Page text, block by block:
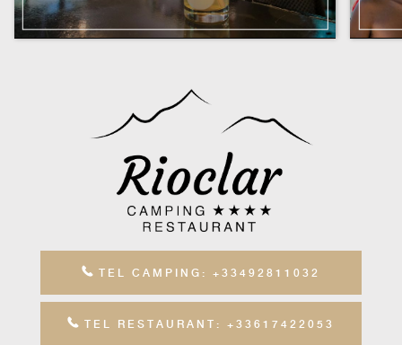
TEL CAMPING: +33492811032
TEL RESTAURANT: +33617422053